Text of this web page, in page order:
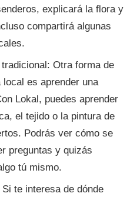
explicará la flora y
compartirá algunas
Otra forma de
es aprender una
Lokal, puedes aprender
el tejido o la pintura de
Podrás ver cómo se
preguntas y quizás
tú mismo.
te interesa de dónde